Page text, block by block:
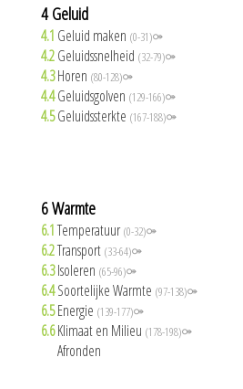
4 Geluid
4.1 Geluid maken (0-31)⚩
4.2Geluidssnelheid (32-79)⚩
4.3Horen (80-128)⚩
4.4Geluidsgolven (129-166)⚩
4.5Geluidssterkte (167-188)⚩
6 Warmte
6.1Temperatuur(0-32)⚩
6.2Transport (33-64)⚩
6.3Isoleren (65-96)⚩
6.4Soortelijke Warmte (97-138)⚩
6.5Energie (139-177)⚩
6.6Klimaat en Milieu (178-198)⚩
Afronden